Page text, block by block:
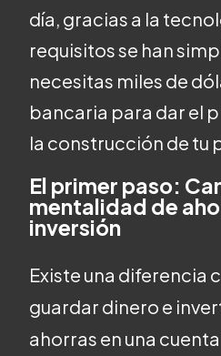
día, gracias a la
requisitos se han
necesitas miles de
bancaria para dar el
la construcción de tu
El primer paso:
mentalidad de
inversión
Existe una diferencia
guardar dinero e
ahorras en una